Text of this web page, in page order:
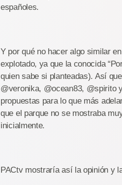
españoles.
Y por qué no hacer algo similar
explotado, ya que la conocida
quien sabe si planteadas). Así
@veronika, @ocean83, @spirito
propuestas para lo que más
que el parque no se mostraba
inicialmente.
PACtv mostraría así la opinión y